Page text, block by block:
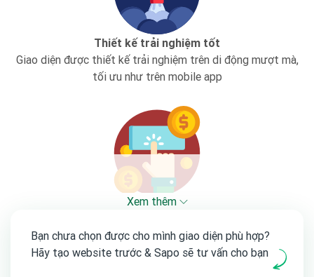
Thiết kế trải nghiệm tốt
Giao diện được thiết kế trải nghiệm trên di động mượt mà,
tối ưu như trên mobile app
Gia tăng chuyển đổi
khách hàng mua hàng hiệu quả
Xem thêm
Bạn chưa chọn được cho mình giao diện phù hợp?
Hãy tạo website trước & Sapo sẽ tư vấn cho bạn